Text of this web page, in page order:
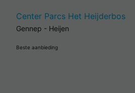
Center Parcs Het Heijderbos
Gennep - Heijen
Beste aanbieding